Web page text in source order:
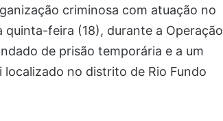
criminosa com atuação no
quinta-feira (18), durante a Operação
de prisão temporária e a um
no distrito de Rio Fundo